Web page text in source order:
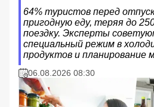
64% туристов перед
пригодную еду, теряя до
поездку. Эксперты
специальный режим в
продуктов и планирование
06.08.2026 08:30